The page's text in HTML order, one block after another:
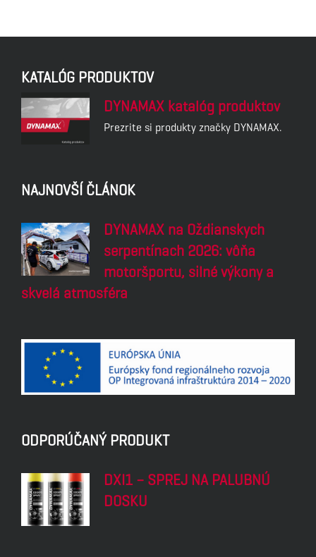
KATALÓG PRODUKTOV
DYNAMAX katalóg produktov
Prezrite si produkty značky DYNAMAX.
NAJNOVŠÍ ČLÁNOK
DYNAMAX na Oždianskych
serpentínach 2026: vôňa
motoršportu, silné výkony a
skvelá atmosféra
ODPORÚČANÝ PRODUKT
DXI1 – SPREJ NA PALUBNÚ
DOSKU